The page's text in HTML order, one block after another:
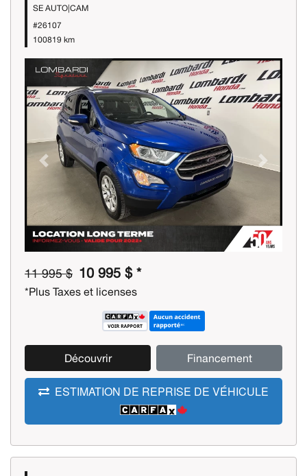
SE AUTO|CAM
#26107
100819 km
Previous Next
11 995 $ 10 995 $ *
*Plus Taxes et licenses
Découvrir Financement
ESTIMATION DE REPRISE DE VÉHICULE